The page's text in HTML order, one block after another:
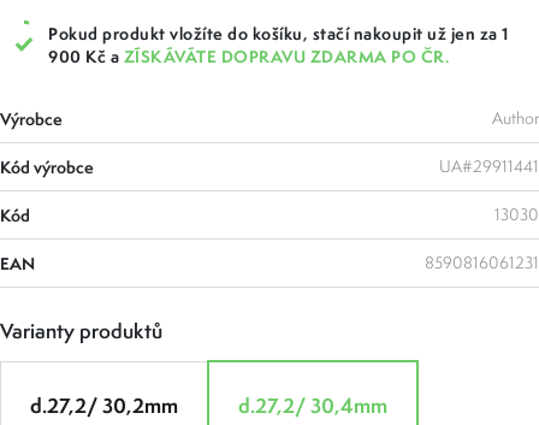
Pokud produkt vložíte do košíku, stačí nakoupit už jen za 1
900 Kč a ZÍSKÁVÁTE DOPRAVU ZDARMA PO ČR.
Výrobce Author
Kód výrobce UA#29911441
Kód 13030
EAN 8590816061231
Varianty produktů
d.27,2/ 30,2mm d.27,2/ 30,4mm